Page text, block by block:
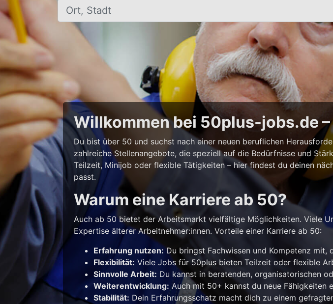
Ort, Stadt
Willkommen bei 50plus-jobs.de
Du bist über 50 und suchst nach einer neuen beruflichen
zahlreiche Stellenangebote, die speziell auf die Bedürfnisse und
Teilzeit, Minijob oder flexible Tätigkeiten – hier findest du deinen
passt.
Warum eine Karriere ab 50?
Auch ab 50 bietet der Arbeitsmarkt vielfältige Möglichkeiten. Viele
Expertise älterer Arbeitnehmer:innen. Vorteile einer Karriere ab 50:
Erfahrung nutzen: Du bringst Fachwissen und Kompetenz mit,
Flexibilität: Viele Jobs für 50plus bieten Teilzeit oder flexible
Sinnvolle Arbeit: Du kannst in beratenden, organisatorischen
Weiterentwicklung: Auch mit 50+ kannst du neue Fähigkeiten
Stabilität: Dein Erfahrungsschatz macht dich zu einem